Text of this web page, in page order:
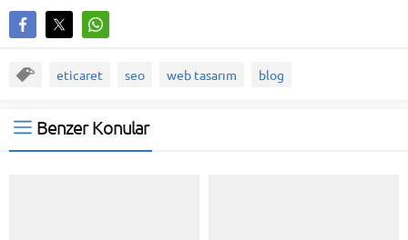
eticaret seo web tasarım blog
Benzer Konular